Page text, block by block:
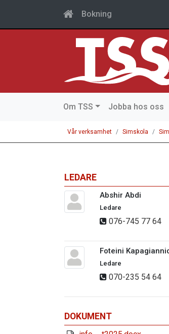
Bokning
Om TSS Jobba hos oss
Vår verksamhet Simskola
LEDARE
Abshir Abdi
Ledare
076-745 77 64
Foteini
Ledare
070-235 54 64
DOKUMENT